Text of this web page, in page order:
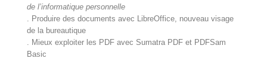
de l’informatique personnelle
. Produire des documents avec LibreOffice, nouveau visage
de la bureautique
. Mieux exploiter les PDF avec Sumatra PDF et PDFSam
Basic